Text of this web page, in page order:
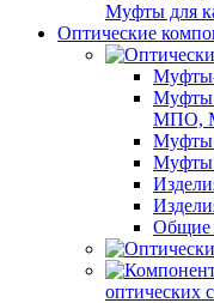
Муфты для
Оптические
Муфты
МПО,
Муфты
Общие
оптических